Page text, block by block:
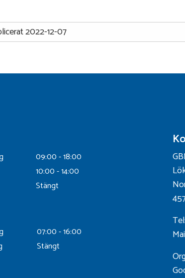
2022-12-07
09:00 - 18:00
10:00 - 14:00
Stängt
07:00 - 16:00
Stängt